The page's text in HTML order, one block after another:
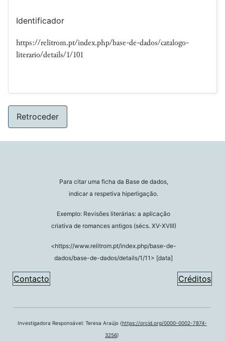
Identificador
https://relitrom.pt/index.php/base-de-dados/catalogo-
literario/details/1/101
Retroceder
Para citar uma ficha da Base de dados,
indicar a respetiva hiperligação.
Exemplo: Revisões literárias: a aplicação
criativa de romances antigos (sécs. XV-XVIII)
<https://www.relitrom.pt/index.php/base-de-
dados/base-de-dados/details/1/11> [data]
Contacto Créditos
Investigadora Responsável: Teresa Araújo (https://orcid.org/0000-0002-7874-
3256)